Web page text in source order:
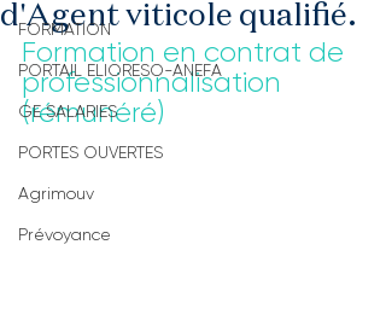
FORMATION
PORTAIL ELIORESO-ANEFA
GE SALARIES
PORTES OUVERTES
Agrimouv
Prévoyance
d'Agent viticole qualifié.
Formation en contrat de
professionnalisation
(rémunéré)